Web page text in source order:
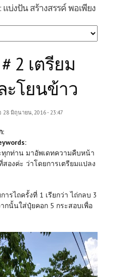
แบ่งปัน สร้างสรรค์ พอเพียง
2 เตรียม
ะโยนข้าว
28 มิถุนายน, 2016 - 23:47
:
กท่าน มาอัพเดทความคืบหน้า
องค่ะ ว่าโดยการเตรียมแปลง
ารไถครั้งที่ 1 เรียกว่า ไถ่กลบ 3
กนั้นใส่ปุ๋ยคอก 5 กระสอบเพื่อ